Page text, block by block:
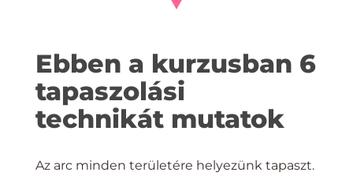
Ebben a kurzusban 6
tapaszolási
technikát mutatok
Az arc minden területére helyezünk tapaszt.